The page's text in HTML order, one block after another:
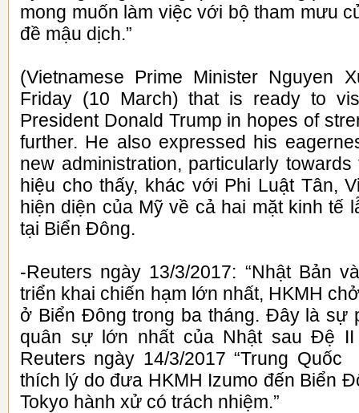
mong muốn làm việc với bộ tham mưu
đề mậu dịch.”
(Vietnamese Prime Minister Nguyen
Friday (10 March) that is ready to
President Donald Trump in hopes of
further. He also expressed his
new administration, particularly
hiệu cho thấy, khác với Phi Luật Tân,
hiện diện của Mỹ về cả hai mặt kinh tế
tại Biển Đông.
-Reuters ngày 13/3/2017: “Nhật Bản
triển khai chiến hạm lớn nhất, HKMH
ở Biển Đông trong ba tháng. Đây là sự
quân sự lớn nhất của Nhật sau Đệ II
Reuters ngày 14/3/2017 “Trung
thích lý do đưa HKMH Izumo đến Biển
Tokyo hành xử có trách nhiệm.”